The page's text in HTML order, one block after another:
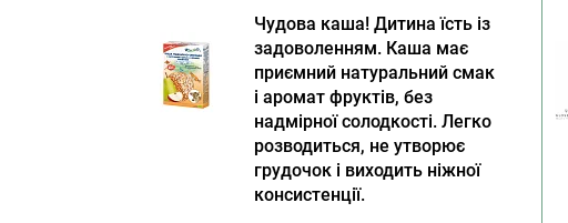
Чудова каша! Дитина їсть із
задоволенням. Каша має
приємний натуральний смак
і аромат фруктів, без
надмірної солодкості. Легко
розводиться, не утворює
грудочок і виходить ніжної
консистенції.